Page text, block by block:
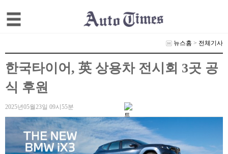
뉴스홈 > 전체기사
한국타이어, 英 상용차 전시회 3곳 공
식 후원
2025년05월23일 09시55분